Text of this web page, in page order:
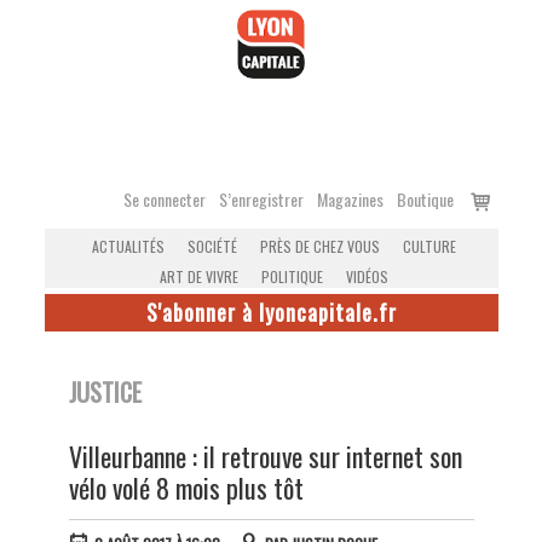
Se connecter S’enregistrer Magazines Boutique
Voir
ACTUALITÉS SOCIÉTÉ PRÈS DE CHEZ VOUS
CULTURE
ART DE VIVRE
POLITIQUE VIDÉOS
S'abonner à lyoncapitale.fr
JUSTICE
Villeurbanne : il retrouve sur internet son
vélo volé 8 mois plus tôt